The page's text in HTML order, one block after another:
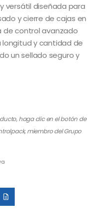
versátil diseñada para
y cierre de cajas en
de control avanzado
y cantidad de
un sellado seguro y
haga clic en el botón de
miembro del Grupo